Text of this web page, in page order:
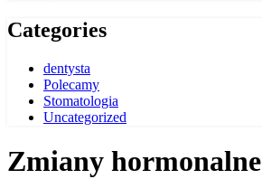
Categories
dentysta
Polecamy
Stomatologia
Uncategorized
Zmiany hormonalne